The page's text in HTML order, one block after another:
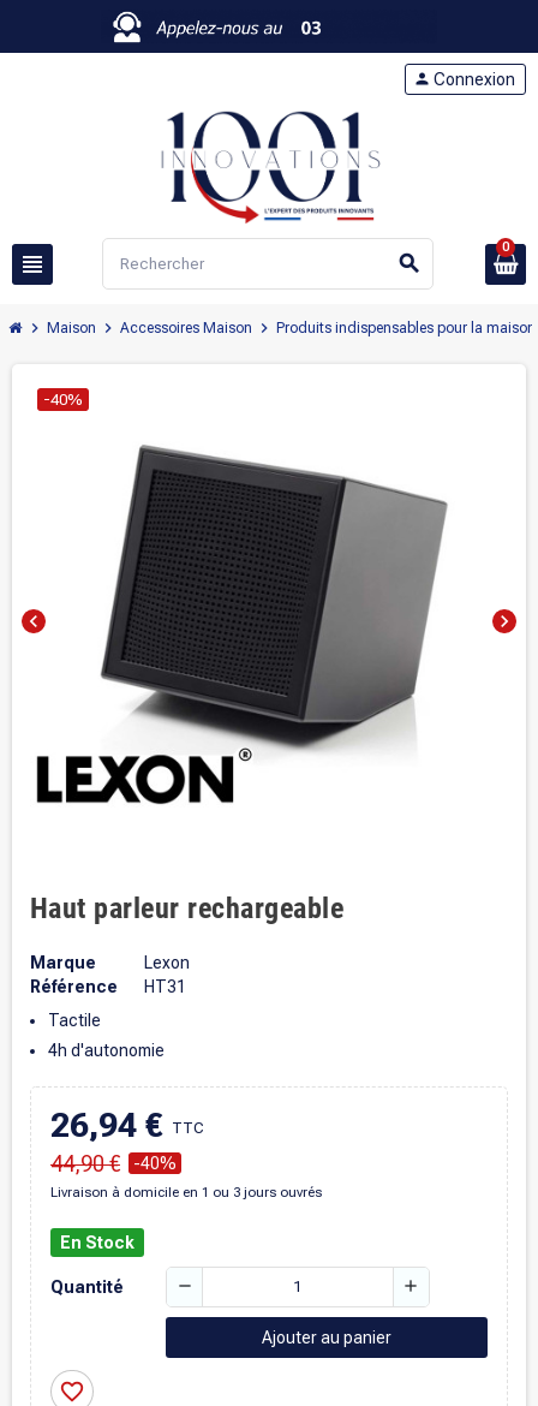
view_headline search
person Connexion
0
chevron_right Maison chevron_right Accessoires Maison chevron_right Produits indispensables pour la maison
chevron_left chevron_right
-40%
Haut parleur rechargeable
Marque
Lexon
Référence
HT31
Tactile
4h d'autonomie
26,94 € TTC
44,90 € -40%
Livraison à domicile en 1 ou 3 jours ouvrés
En Stock
Quantité remove add
Ajouter au panier
favorite_border